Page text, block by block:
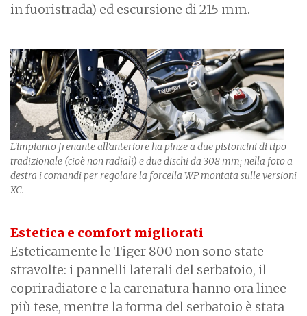
in fuoristrada) ed escursione di 215 mm.
L'impianto frenante all'anteriore ha pinze a due pistoncini di tipo
tradizionale (cioè non radiali) e due dischi da 308 mm; nella foto a
destra i comandi per regolare la forcella WP montata sulle versioni
XC.
Estetica e comfort migliorati
Esteticamente le Tiger 800 non sono state
stravolte: i pannelli laterali del serbatoio, il
copriradiatore e la carenatura hanno ora linee
più tese, mentre la forma del serbatoio è stata